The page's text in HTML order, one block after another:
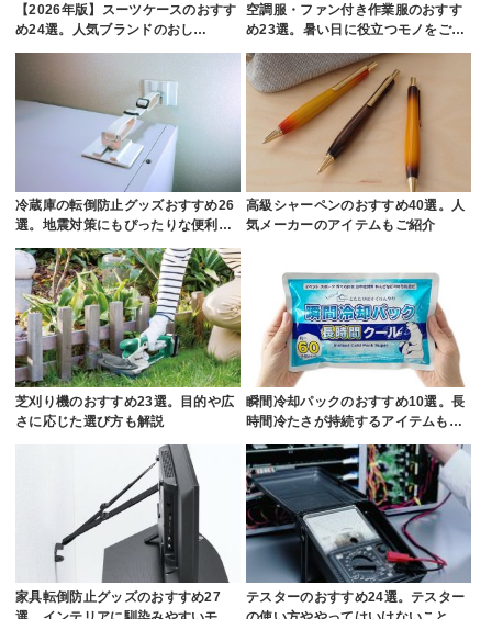
【2026年版】スーツケースのおすす
め24選。人気ブランドのおし…
空調服・ファン付き作業服のおすす
め23選。暑い日に役立つモノをご…
冷蔵庫の転倒防止グッズおすすめ26
選。地震対策にもぴったりな便利…
高級シャーペンのおすすめ40選。人
気メーカーのアイテムもご紹介
芝刈り機のおすすめ23選。目的や広
さに応じた選び方も解説
瞬間冷却パックのおすすめ10選。長
時間冷たさが持続するアイテムも…
家具転倒防止グッズのおすすめ27
テスターのおすすめ24選。テスター